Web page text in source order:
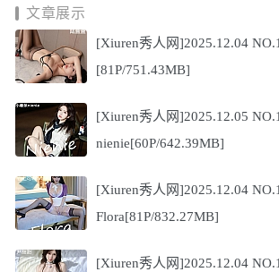
文章展示
[Xiuren秀人网]2025.12.04
[81P/751.43MB]
[Xiuren秀人网]2025.12.05
nienie[60P/642.39MB]
[Xiuren秀人网]2025.12.04
Flora[81P/832.27MB]
[Xiuren秀人网]2025.12.04